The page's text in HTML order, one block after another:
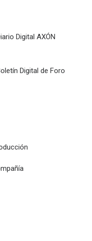
Digital AXÓN
Digital de Foro